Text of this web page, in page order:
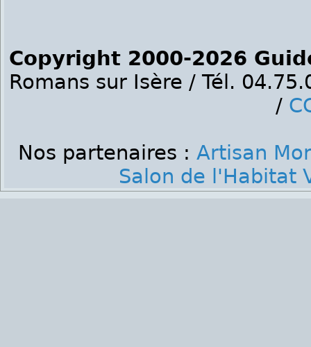
Copyright 2000-2026
Romans sur Isère / Tél.
/
Nos partenaires : Artisan
Salon de l'Habitat